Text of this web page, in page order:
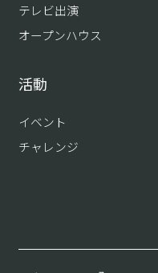
テレビ出演
オープンハウス
活動
イベント
チャレンジ